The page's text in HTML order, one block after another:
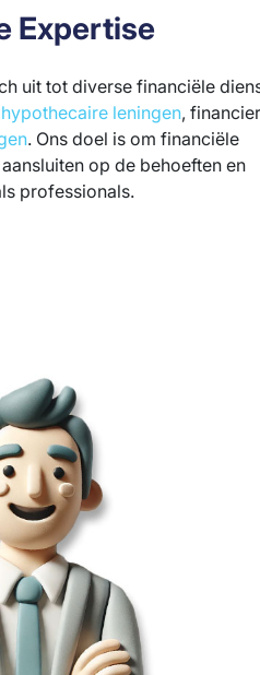
Expertise
uit tot diverse financiële
hypothecaire leningen,
. Ons doel is om financiële
op de behoeften en
professionals.